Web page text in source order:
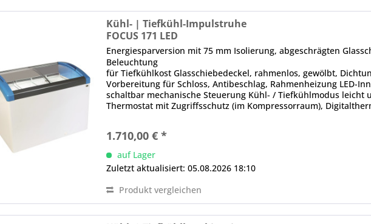
Kühl- | Tiefkühl-Impulstruhe
FOCUS 171 LED
Energiesparversion mit 75 mm Isolierung, abgeschrägten
Beleuchtung
für Tiefkühlkost Glasschiebedeckel, rahmenlos, gewölbt,
Vorbereitung für Schloss, Antibeschlag, Rahmenheizung LED-
schaltbar mechanische Steuerung Kühl- / Tiefkühlmodus leicht
Thermostat mit Zugriffsschutz (im Kompressorraum),
1.710,00 € *
auf Lager
Zuletzt aktualisiert: 05.08.2026 18:10
Produkt vergleichen